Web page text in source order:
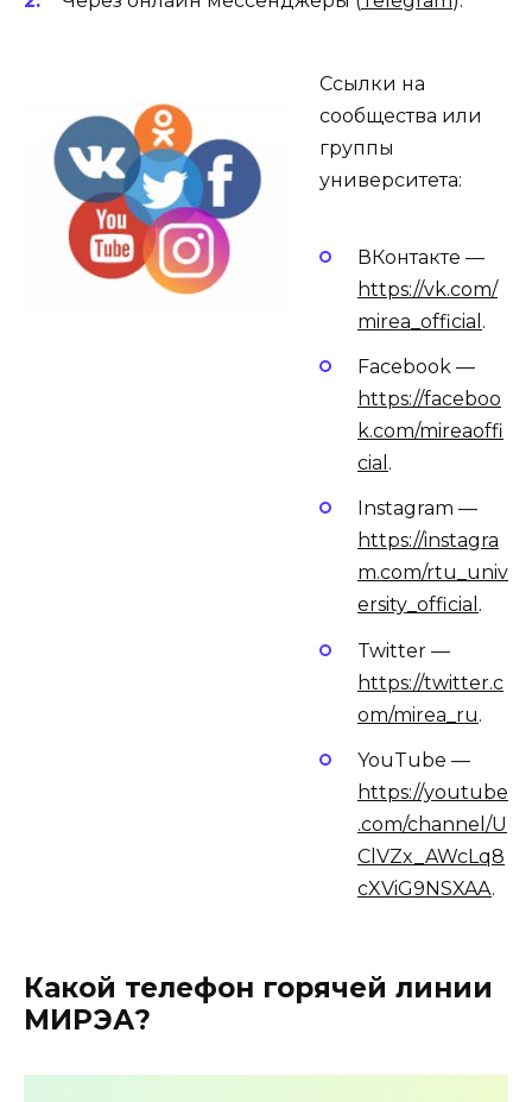
Ссылки на
сообщества или
группы
университета:
ВКонтакте —
https://vk.com/
mirea_official .
Facebook —
https://faceboo
k.com/mireaoffi
cial .
Instagram —
https://instagra
m.com/rtu_univ
ersity_official .
Twitter —
https://twitter.c
om/mirea_ru.
YouTube —
https://youtube
.com/channel/U
ClVZx_AWcLq8
cXViG9NSXAA.
Какой телефон горячей линии
МИРЭА?